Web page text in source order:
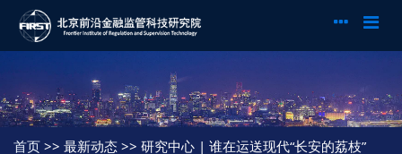
首页 >> 最新动态 >> 研究中心 | 谁在运送现代“长安的荔枝”